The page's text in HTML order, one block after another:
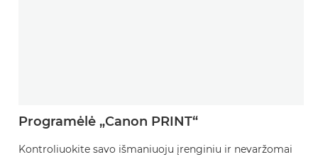
Programėlė „Canon PRINT“
Kontroliuokite savo išmaniuoju įrenginiu ir nevaržomai